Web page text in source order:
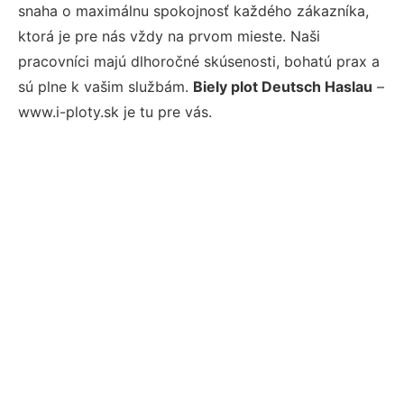
snaha o maximálnu spokojnosť každého zákazníka,
ktorá je pre nás vždy na prvom mieste. Naši
pracovníci majú dlhoročné skúsenosti, bohatú prax a
sú plne k vašim službám. Biely plot Deutsch Haslau –
www.i-ploty.sk je tu pre vás.